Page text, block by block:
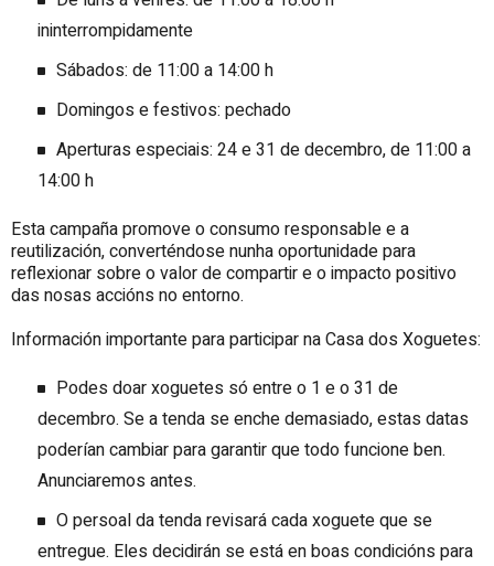
ininterrompidamente
Sábados: de 11:00 a 14:00 h
Domingos e festivos: pechado
Aperturas especiais: 24 e 31 de decembro, de 11:00 a
14:00 h
Esta campaña promove o consumo responsable e a
reutilización, converténdose nunha oportunidade para
reflexionar sobre o valor de compartir e o impacto positivo
das nosas accións no entorno.
Información importante para participar na Casa dos Xoguetes:
Podes doar xoguetes só entre o 1 e o 31 de
decembro. Se a tenda se enche demasiado, estas datas
poderían cambiar para garantir que todo funcione ben.
Anunciaremos antes.
O persoal da tenda revisará cada xoguete que se
entregue. Eles decidirán se está en boas condicións para